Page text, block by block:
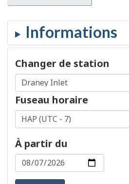
Changer de station
Fuseau horaire
À partir du